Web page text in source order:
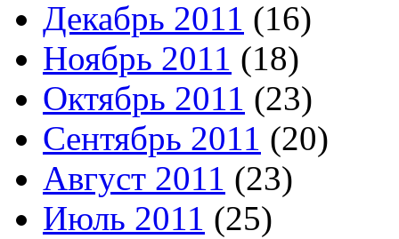
Декабрь 2011 (16)
Ноябрь 2011 (18)
Октябрь 2011 (23)
Сентябрь 2011 (20)
Август 2011 (23)
Июль 2011 (25)